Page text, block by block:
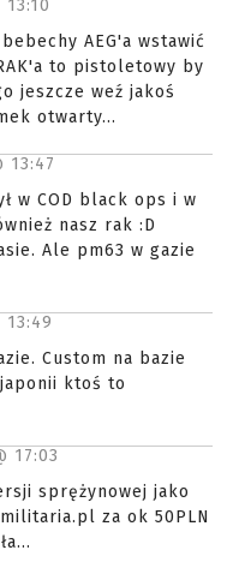
13:10
AEG'a wstawić
to pistoletowy by
jeszcze weź jakoś
otwarty...
13:47
w COD black ops i w
nasz rak :D
Ale pm63 w gazie
13:49
Custom na bazie
ktoś to
17:03
sprężynowej jako
za ok 50PLN